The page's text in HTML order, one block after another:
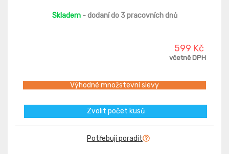
Skladem- dodaní do 3 pracovních dnů
599 Kč
včetně DPH
Výhodné množstevní slevy
Zvolit počet kusů
Potřebuji poradit